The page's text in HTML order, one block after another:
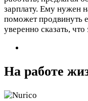
зарплату. Ему нужен
поможет продвинуть
уверенно сказать, что
На работе